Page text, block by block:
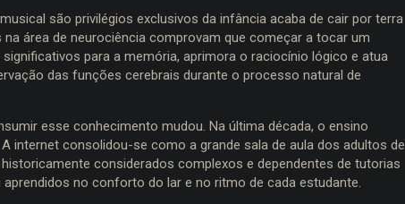
são privilégios exclusivos da infância acaba de cair por terra
área de neurociência comprovam que começar a tocar um
para a memória, aprimora o raciocínio lógico e atua
das funções cerebrais durante o processo natural de
esse conhecimento mudou. Na última década, o ensino
internet consolidou-se como a grande sala de aula dos adultos de
considerados complexos e dependentes de tutorias
no conforto do lar e no ritmo de cada estudante.